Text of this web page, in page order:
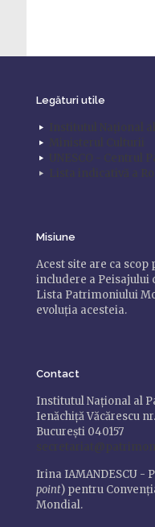
Legături utile
Institutul Național
Ministerul Culturii
UNESCO - Centrul
Lista indicativă a
Misiune
Acest site are ca
includere a Peisajului
Lista Patrimoniului
evoluția acesteia.
Contact
Institutul Național al
Ienăchiță Văcărescu
București 040157
Irina IAMANDESCU -
point) pentru
Mondial.